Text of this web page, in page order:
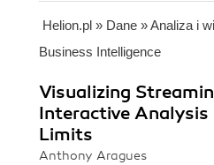
Helion.pl » Dane »Analiza i
Business Intelligence
Visualizing
Interactive Analysis
Limits
Anthony Aragues